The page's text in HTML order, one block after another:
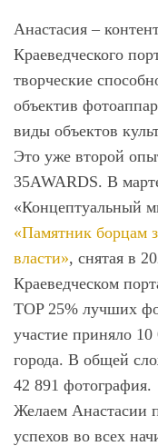
Анастасия –
Краеведческого
творческие
объектив
виды объектов
Это уже второй
35AWARDS. В
«Концептуальный
«Памятник борцам
власти», снятая в
Краеведческом
TOP 25% лучших
участие приняло 10
города. В общей
42 891 фотография.
Желаем Анастасии
успехов во всех